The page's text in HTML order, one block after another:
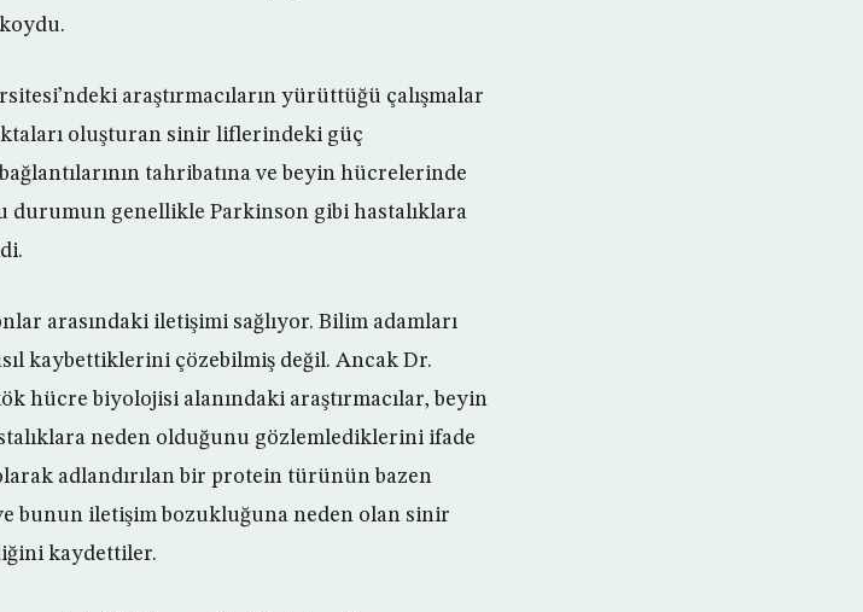
araştırmacıların yürüttüğü çalışmalar
oluşturan sinir liflerindeki güç
tahribatına ve beyin hücrelerinde
durumun genellikle Parkinson gibi hastalıklara
arasındaki iletişimi sağlıyor. Bilim adamları
kaybettiklerini çözebilmiş değil. Ancak Dr.
hücre biyolojisi alanındaki araştırmacılar, beyin
neden olduğunu gözlemlediklerini ifade
adlandırılan bir protein türünün bazen
bunun iletişim bozukluğuna neden olan sinir
kaydettiler.